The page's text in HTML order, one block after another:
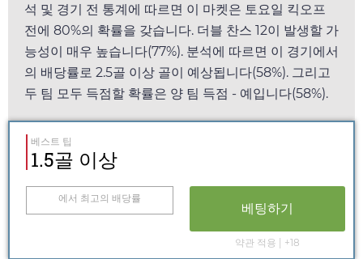
석 및 경기 전 통계에 따르면 이 마켓은 토요일 킥오프
전에 80%의 확률을 갖습니다. 더블 찬스 12이 발생할 가
능성이 매우 높습니다(77%). 분석에 따르면 이 경기에서
의 배당률로 2.5골 이상 골이 예상됩니다(58%). 그리고
두 팀 모두 득점할 확률은 양 팀 득점 - 예입니다(58%).
베스트 팁
1.5골 이상
에서 최고의 배당률
베팅하기
약관 적용 | +18